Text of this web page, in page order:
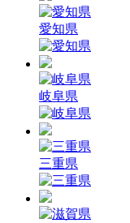
愛知県
岐阜県
三重県